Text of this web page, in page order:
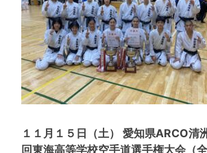
１１月１５日（土） 愛知県ARCO清
回東海高等学校空手道選手権大会（